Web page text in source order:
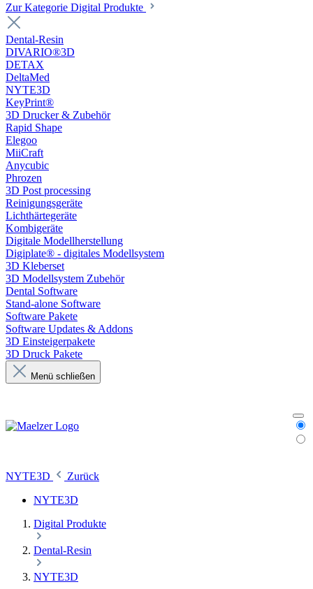
Zur Kategorie Digital Produkte
Dental-Resin
DIVARIO®3D
DETAX
DeltaMed
NYTE3D
KeyPrint®
3D Drucker & Zubehör
Rapid Shape
Elegoo
MiiCraft
Anycubic
Phrozen
3D Post processing
Reinigungsgeräte
Lichthärtegeräte
Kombigeräte
Digitale Modellherstellung
Digiplate® - digitales Modellsystem
3D Kleberset
3D Modellsystem Zubehör
Dental Software
Stand-alone Software
Software Pakete
Software Updates & Addons
3D Einsteigerpakete
3D Druck Pakete
Menü schließen
NYTE3D
Zurück
NYTE3D
Digital Produkte
Dental-Resin
NYTE3D